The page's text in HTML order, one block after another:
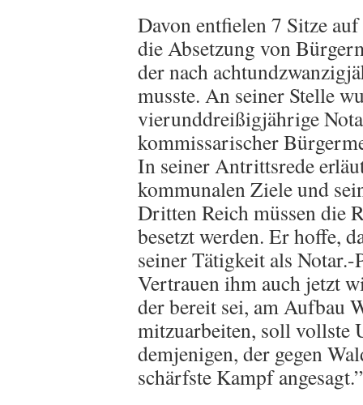
Davon entfielen 7 Sitze
die Absetzung von
der nach
musste. An seiner Stelle
vierunddreißigjährige
kommissarischer
In seiner Antrittsrede
kommunalen Ziele und
Dritten Reich müssen die
besetzt werden. Er hoffe,
seiner Tätigkeit als Notar.-
Vertrauen ihm auch jetzt
der bereit sei, am Aufbau
mitzuarbeiten, soll vollste
demjenigen, der gegen
schärfste Kampf angesagt.”